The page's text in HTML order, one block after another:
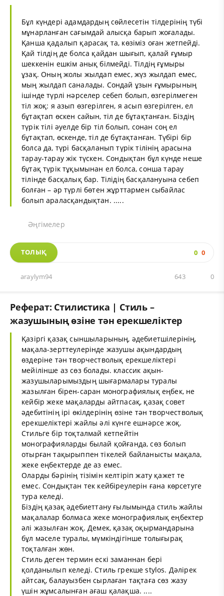
Бұл күндері адамдардың сөйлесетін тілдерінің түбі
мұнарланған сағымдай алысқа барып жоғалады.
Қанша қадалып қарасақ та, көзіміз оған жетпейді.
Қай тілдің де болса қайдан шығып, қалай ғұмыр
шеккенін ешкім анық білмейді. Тілдің ғұмыры
ұзақ. Оның жолы жылдап емес, жүз жылдап емес,
мың жылдап саналады. Сондай ұзын ғұмырының
ішінде түрлі нәрселер себеп болып, өзгерілмеген
тіл жоқ: я азып өзгерілген, я асып өзгерілген, ел
бұтақтап өскен сайын, тіл де бұтақтанған. Біздің
түрік тілі әуелде бір тіл болып, сонан соң ел
бұтақтап, өскенде, тіл де бұтақтанған. Түбірі бір
болса да, түрі басқаланып түрік тілінің арасына
тарау-тарау жік түскен. Сондықтан бұл күнде неше
бұтақ түрік тұқымынан ел болса, сонша тарау
тілінде басқалық бар. Тілідің басқалануына себеп
болған – әр түрлі бөтен жұрттармен сыбайлас
болып араласқандықтан. .....
Әңгімелер
ТОЛЫҚ 0 0
araylym94 0
643
Реферат: Стилистика | Стиль –
жазушының өзіне тән ерекшеліктер
Қазіргі қазақ сыншыларының, әдебиетшілерінің,
мақала-зерттеулерінде жазушы ақындардың
өздеріне тән творчестволық ерекшеліктері
мейілінше аз сөз болады. классик ақын-
жазушыларымыздың шығармалары туралы
жазылған бірен-саран монографиялық еңбек, не
кейбір жеке мақаларды айтпасақ, қазақ совет
әдебитінің ірі өкілдерінің өзіне тән творчестволық
ерекшеліктері жайлы әлі күнге ешнәрсе жоқ.
Стильге бір тоқталмай кетпейтін
монографияларды былай қойғанда, сөз болып
отырған тақырыппен тікелей байланысты мақала,
жеке еңбектерде де аз емес.
Оларды бәрінің тізімін келтіріп жату қажет те
емес. Сондықтан тек кейбіреулерін ғана көрсетуге
тура келеді.
Біздің қазақ әдебиеттану ғылымында стиль жайлы
мақалалар болмаса жеке монографиялық еңбектер
әлі жазылған жоқ. Демек, қазақ оқырмандарына
бұл мәселе туралы, мүмкіндігінше толығырақ
тоқталған жөн.
Стиль деген термин ескі заманнан бері
қолданылып келеді. Стиль грекше stylos. Дәлірек
айтсақ, балауызбен сырлаған тақтаға сөз жазу
үшін жұмсалынған ағаш қалақша. ....